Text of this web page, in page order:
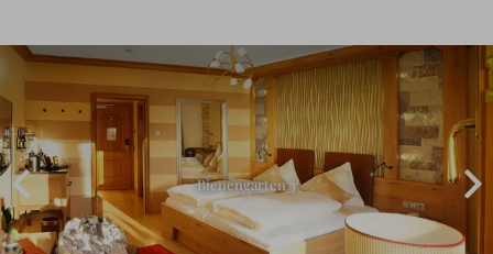
Bienengarten 3
Rebstock-
Wohlfühlleistungen
Restplatzbörse
Arrangements